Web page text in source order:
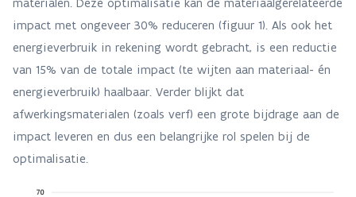
impact met ongeveer 30% reduceren (figuur 1). Als ook het
energieverbruik in rekening wordt gebracht, is een reductie
van 15% van de totale impact (te wijten aan materiaal- én
energieverbruik) haalbaar. Verder blijkt dat
afwerkingsmaterialen (zoals verf) een grote bijdrage aan de
impact leveren en dus een belangrijke rol spelen bij de
optimalisatie.